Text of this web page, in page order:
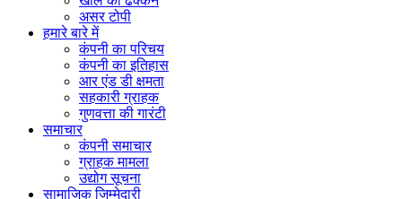
असर टोपी
हमारे बारे में
कंपनी का परिचय
कंपनी का इतिहास
आर एंड डी क्षमता
सहकारी ग्राहक
गुणवत्ता की गारंटी
समाचार
कंपनी समाचार
ग्राहक मामला
उद्योग सूचना
सामाजिक जिम्मेदारी